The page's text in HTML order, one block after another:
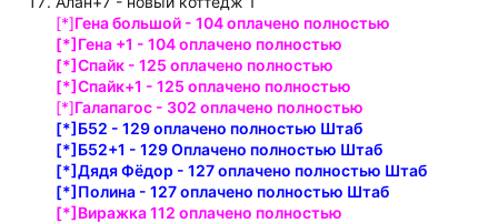
[*]Гена большой - 104 оплачено полностью
[*]Гена +1 - 104 оплачено полностью
[*]Спайк - 125 оплачено полностью
[*]Спайк+1 - 125 оплачено полностью
[*]Галапагос - 302 оплачено полностью
[*]Б52 - 129 оплачено полностью Штаб
[*]Б52+1 - 129 Оплачено полностью Штаб
[*]Дядя Фёдор - 127 оплачено полностью Штаб
[*]Полина - 127 оплачено полностью Штаб
[*]Виражка 112 оплачено полностью